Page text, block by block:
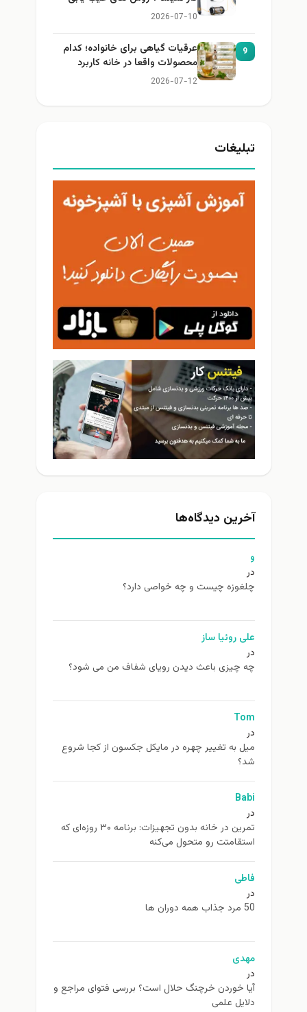
2026-07-10
9
عرقیات گیاهی برای خانواده؛ کدام
محصولات واقعا در خانه کاربرد
دارند؟
2026-07-12
تبلیغات
آخرین دیدگاه‌ها
و
در
چلغوزه چیست و چه خواصی دارد؟
علی روئیا ساز
در
چه چیزی باعث دیدن رویای شفاف من می شود؟
Tom
در
ميل به تغيير چهره در مایکل جکسون از كجا شروع
شد؟
Babi
در
تمرین در خانه بدون تجهیزات: برنامه ۳۰ روزه‌ای که
استقامتت رو متحول می‌کنه
فاطی
در
50 مرد جذاب همه دوران ها
مهدی
در
آیا خوردن خرچنگ حلال است؟ بررسی فتوای مراجع و
دلایل علمی